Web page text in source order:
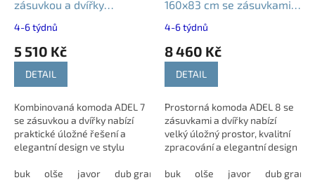
zásuvkou a dvířky
4-6 týdnů
5 510 Kč
DETAIL
Kombinovaná komoda ADEL 7
se zásuvkou a dvířky nabízí
praktické úložné řešení a
elegantní design ve stylu
buk
olše javor dub grande dub harmony modřín latté
160x83 cm se zásuvkami a
4-6 týdnů
8 460 Kč
DETAIL
Prostorná komoda ADEL 8 se
zásuvkami a dvířky nabízí
velký úložný prostor, kvalitní
zpracování a elegantní design
buk
olše javor dub